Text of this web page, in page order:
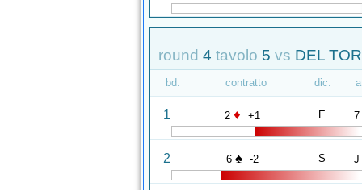
round 4 tavolo 5 vs DEL
bd. contratto dic.
1 2 ♦ +1 E 7
2 6 ♠ -2 S J